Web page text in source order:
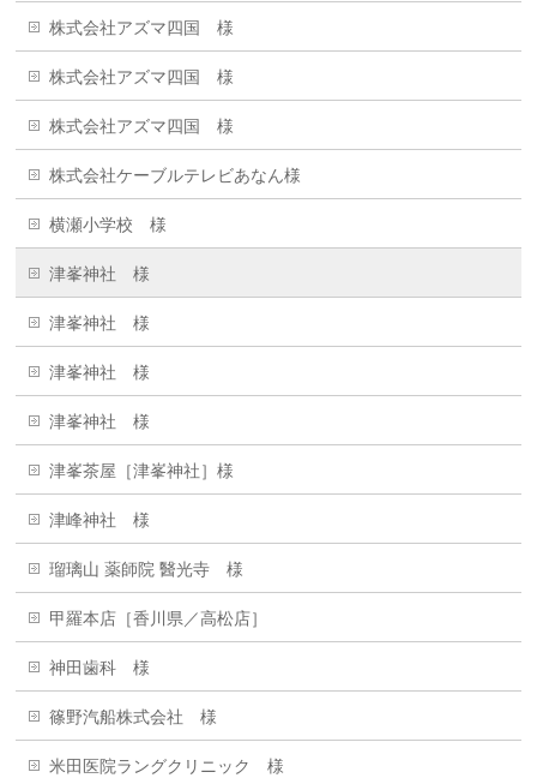
株式会社アズマ四国 様
株式会社アズマ四国 様
株式会社アズマ四国 様
株式会社ケーブルテレビあなん様
横瀬小学校 様
津峯神社 様
津峯神社 様
津峯神社 様
津峯神社 様
津峯茶屋［津峯神社］様
津峰神社 様
瑠璃山 薬師院 醫光寺 様
甲羅本店［香川県／高松店］
神田歯科 様
篠野汽船株式会社 様
米田医院ラングクリニック 様